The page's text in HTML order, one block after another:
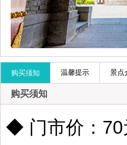
购买须知 温馨提示 景点
购买须知
◆ 门市价：